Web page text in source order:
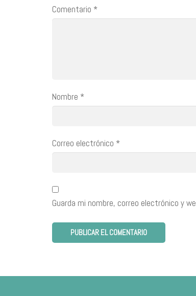
Comentario *
Nombre *
Correo electrónico *
Guarda mi nombre, correo electrónico y